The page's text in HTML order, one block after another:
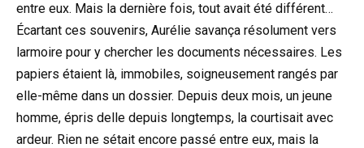
entre eux. Mais la dernière fois, tout avait été différent…
Écartant ces souvenirs, Aurélie savança résolument vers
larmoire pour y chercher les documents nécessaires. Les
papiers étaient là, immobiles, soigneusement rangés par
elle-même dans un dossier. Depuis deux mois, un jeune
homme, épris delle depuis longtemps, la courtisait avec
ardeur. Rien ne sétait encore passé entre eux, mais la